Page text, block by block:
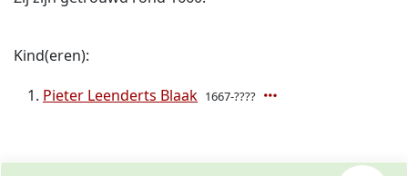
Kind(eren):
Pieter Leenderts Blaak 1667-????